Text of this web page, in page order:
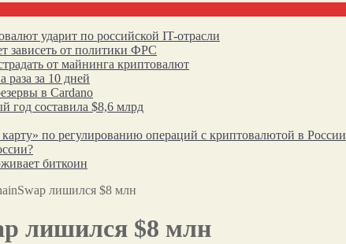
ударит по российской IT-отрасли
зависеть от политики ФРС
от майнинга криптовалют
раза за 10 дней
в Cardano
год составила $8,6 млрд
по регулированию операций с криптовалютой в России
биткоин
лишился $8 млн
лишился $8 млн